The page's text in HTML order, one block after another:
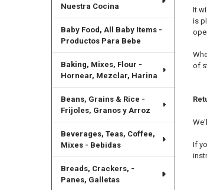
Nuestra Cocina
Baby Food, All Baby Items -
Productos Para Bebe
Baking, Mixes, Flour -
Hornear, Mezclar, Harina
Beans, Grains & Rice -
Frijoles, Granos y Arroz
Beverages, Teas, Coffee,
Mixes - Bebidas
Breads, Crackers, -
Panes, Galletas
It
is
of
If